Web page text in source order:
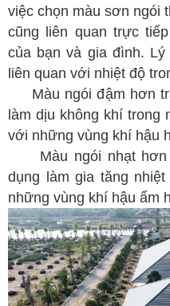
việc chọn màu sơn ngói
cũng liên quan trực
của bạn và gia đình.
liên quan với nhiệt độ
Màu ngói đậm hơn
làm dịu không khí trong
với những vùng khí hậu
Màu ngói nhạt hơn
dụng làm gia tăng
những vùng khí hậu ẩm